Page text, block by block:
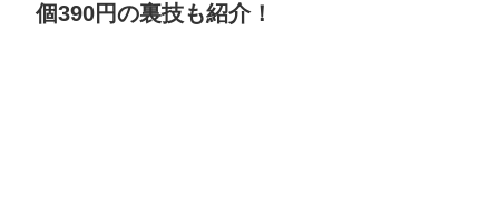
個390円の裏技も紹介！